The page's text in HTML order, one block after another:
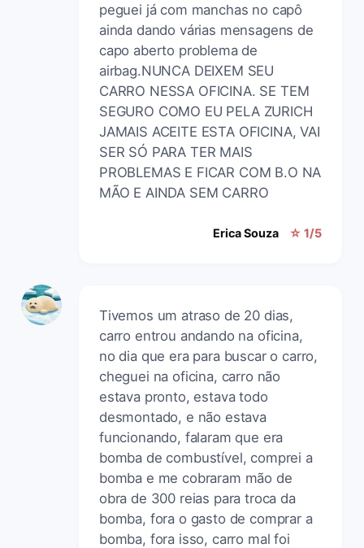
peguei já com manchas no capô
ainda dando várias mensagens de
capo aberto problema de
airbag.NUNCA DEIXEM SEU
CARRO NESSA OFICINA. SE TEM
SEGURO COMO EU PELA ZURICH
JAMAIS ACEITE ESTA OFICINA, VAI
SER SÓ PARA TER MAIS
PROBLEMAS E FICAR COM B.O NA
MÃO E AINDA SEM CARRO
Erica Souza ☆ 1/5
Tivemos um atraso de 20 dias,
carro entrou andando na oficina,
no dia que era para buscar o carro,
cheguei na oficina, carro não
estava pronto, estava todo
desmontado, e não estava
funcionando, falaram que era
bomba de combustível, comprei a
bomba e me cobraram mão de
obra de 300 reias para troca da
bomba, fora o gasto de comprar a
bomba, fora isso, carro mal foi